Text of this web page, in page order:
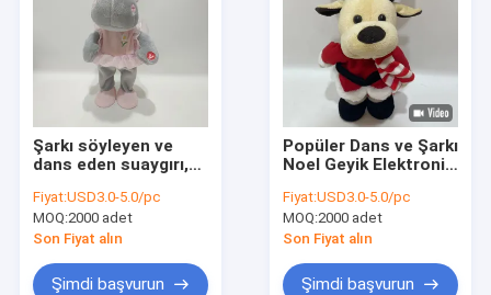
Noel Peluş Oyuncaklar
Peluş Oyuncak Kayıt
Paskalya Peluş Oyuncak
Sevgililer Günü Peluş Oyuncaklar
Cadılar Bayramı Doldurulmuş Hayvan
LED Peluş Oyuncak
Şarkı söyleyen ve
dans eden suaygırı,
kıvrılan ve
sakinleştirici
oyuncaklar.
Fiyat:USD3.0-5.0/pc
MOQ:2000 adet
Son Fiyat alın
Şimdi başvurun
Popüler Dans ve Şarkı
Noel Geyik Elektronik
Hediye En İyi Ev
Dekorasyonu Seçimi
Fiyat:USD3.0-5.0/pc
MOQ:2000 adet
Son Fiyat alın
Şimdi başvurun